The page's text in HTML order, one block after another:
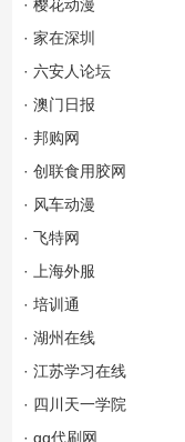
· 樱花动漫
· 家在深圳
· 六安人论坛
· 澳门日报
· 邦购网
· 创联食用胶网
· 风车动漫
· 飞特网
· 上海外服
· 培训通
· 湖州在线
· 江苏学习在线
· 四川天一学院
· qq代刷网